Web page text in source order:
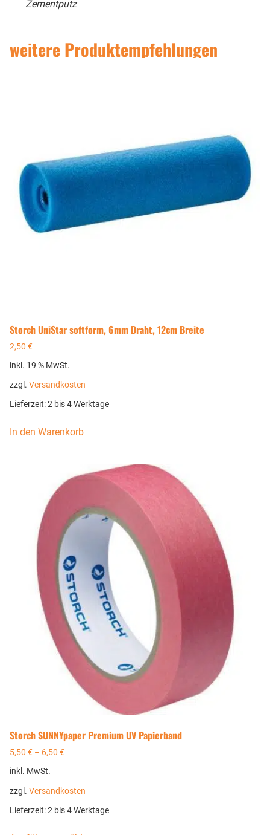
Zementputz
weitere Produktempfehlungen
Storch UniStar softform, 6mm Draht, 12cm Breite
2,50 €
inkl. 19 % MwSt.
zzgl. Versandkosten
Lieferzeit:2 bis 4 Werktage
In den Warenkorb
Storch SUNNYpaper Premium UV Papierband
5,50 € – 6,50 €
inkl. MwSt.
zzgl. Versandkosten
Lieferzeit:2 bis 4 Werktage